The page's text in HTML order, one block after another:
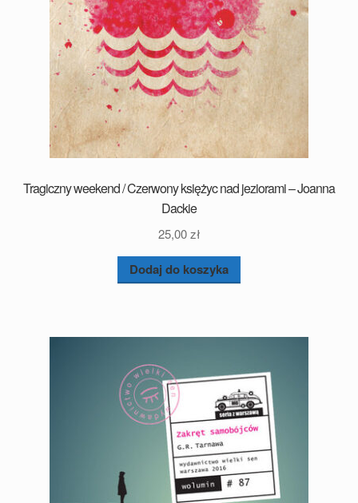
Tragiczny weekend / Czerwony księżyc nad jeziorami – Joanna
Dackie
25,00zł
Dodaj do koszyka